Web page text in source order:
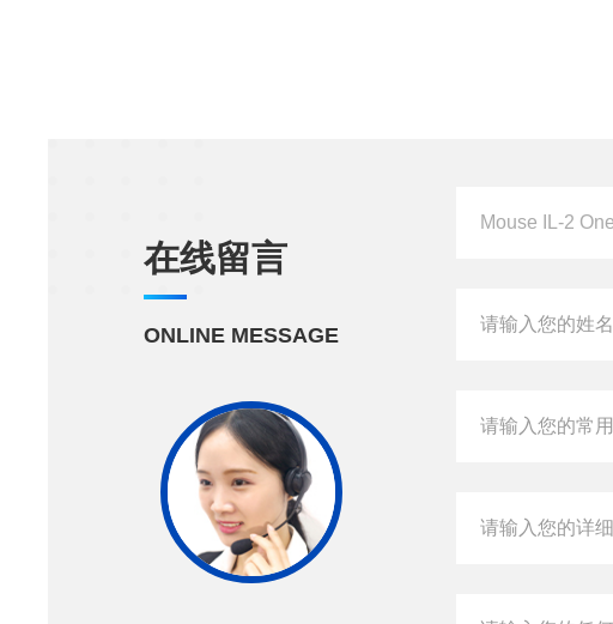
在线留言
ONLINE MESSAGE